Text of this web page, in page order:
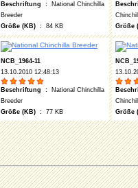
Beschriftung : National Chinchilla
Breeder
Größe (KB) : 84 KB
NCB_1964-11
13.10.2010 12:48:13
Beschriftung : National Chinchilla
Breeder
Größe (KB) : 77 KB